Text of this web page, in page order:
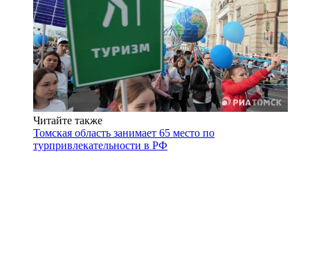
Читайте также
Томская область занимает 65 место по
турпривлекательности в РФ